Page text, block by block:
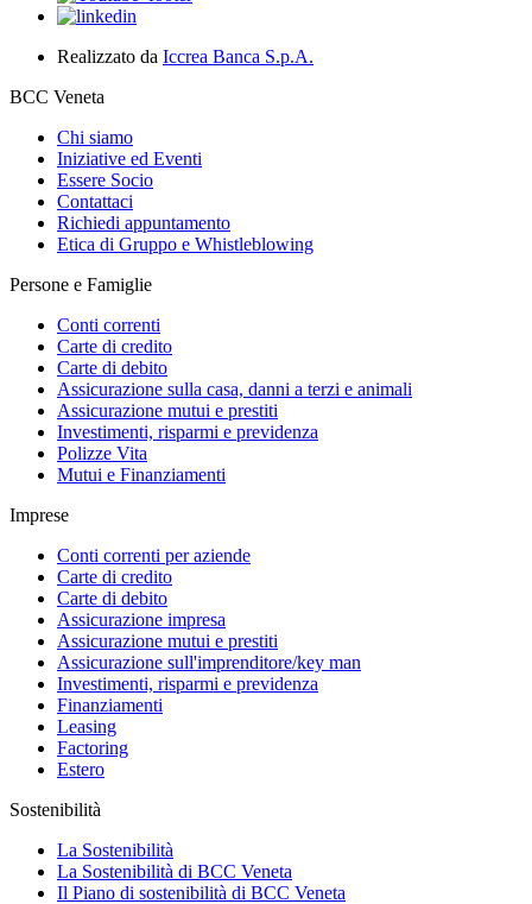
Realizzato da Iccrea Banca S.p.A.
BCC Veneta
Chi siamo
Iniziative ed Eventi
Essere Socio
Contattaci
Richiedi appuntamento
Etica di Gruppo e Whistleblowing
Persone e Famiglie
Conti correnti
Carte di credito
Carte di debito
Assicurazione sulla casa, danni a terzi e animali
Assicurazione mutui e prestiti
Investimenti, risparmi e previdenza
Polizze Vita
Mutui e Finanziamenti
Imprese
Conti correnti per aziende
Carte di credito
Carte di debito
Assicurazione impresa
Assicurazione mutui e prestiti
Assicurazione sull'imprenditore/key man
Investimenti, risparmi e previdenza
Finanziamenti
Leasing
Factoring
Estero
Sostenibilità
La Sostenibilità
La Sostenibilità di BCC Veneta
Il Piano di sostenibilità di BCC Veneta